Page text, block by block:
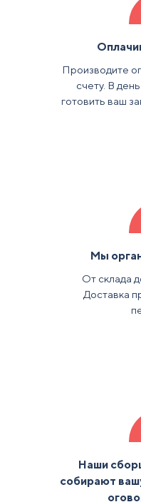
Производите
счету. В
готовить ваш
Мы
От склада
Доставка
Наши
собирают